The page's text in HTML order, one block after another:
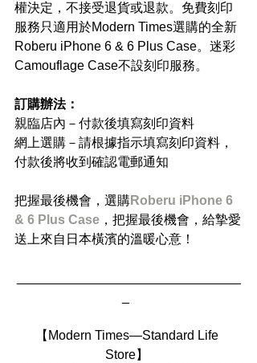
權決定，不接受退貨或退款。免費刻印
服務只適用於Modern Times選購的全新
Roberu iPhone 6 & 6 Plus Case。迷彩
Camouflage Case不設刻印服務。
訂購辦法：
親臨店內－付款後填寫刻印資料
網上選購－請根據指示填寫刻印資料，
付款後將收到確認電郵通知
把握最後機會，選購Roberu iPhone 6
& 6 Plus Case ，把握最後機會，給摯愛
送上來自日本橫濱的溫暖心意！
【Modern Times—Standard Life
Store】